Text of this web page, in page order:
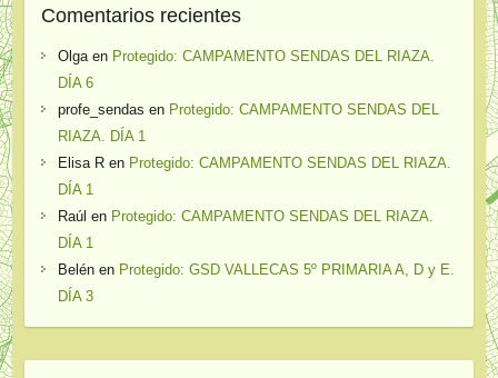
Comentarios recientes
Olgaen Protegido: CAMPAMENTO SENDAS DEL RIAZA.
DÍA 6
profe_sendas en Protegido: CAMPAMENTO SENDAS DEL
RIAZA. DÍA 1
Elisa Ren Protegido: CAMPAMENTO SENDAS DEL RIAZA.
DÍA 1
Raúl en Protegido: CAMPAMENTO SENDAS DEL RIAZA.
DÍA 1
Belénen Protegido: GSD VALLECAS 5º PRIMARIA A, D y E.
DÍA 3